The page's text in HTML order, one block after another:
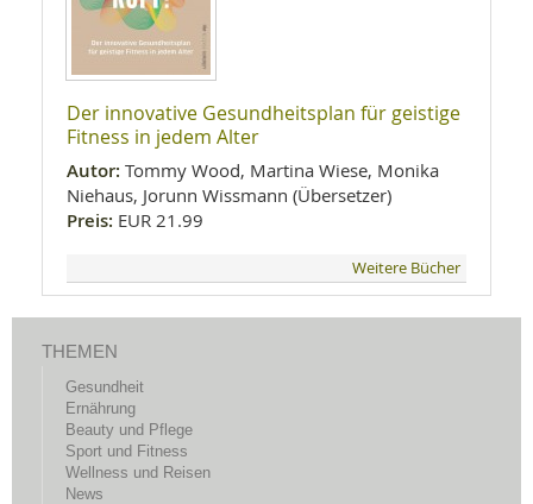
Der innovative Gesundheitsplan für geistige
Fitness in jedem Alter
Autor: Tommy Wood, Martina Wiese, Monika
Niehaus, Jorunn Wissmann (Übersetzer)
Preis: EUR 21.99
Weitere Bücher
THEMEN
Gesundheit
Ernährung
Beauty und Pflege
Sport und Fitness
Wellness und Reisen
News